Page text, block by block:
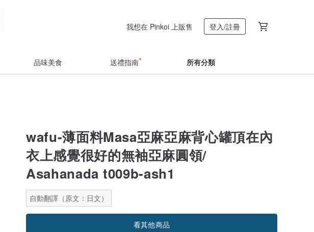
我想在 Pinkoi 上販售 登入/註冊
品味美食 送禮指南 所有分類
wafu-薄面料Masa亞麻亞麻背心罐頂在內
衣上感覺很好的無袖亞麻圓領/
Asahanada t009b-ash1
自動翻譯（原文：日文）
看其他商品